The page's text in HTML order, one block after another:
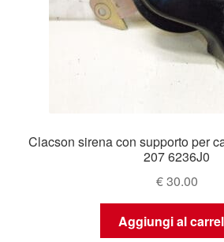
Clacson sirena con supporto per
207 6236J0
€30.00
Aggiungi al